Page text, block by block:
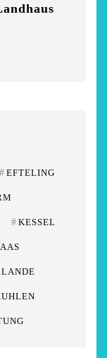
# EFTELING
# KESSEL